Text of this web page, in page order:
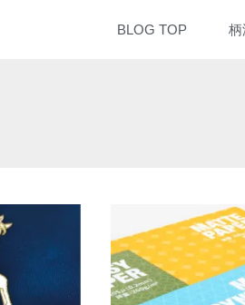
BLOG TOP 柄